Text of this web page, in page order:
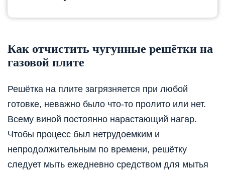
Как отчистить чугунные решётки на
газовой плите
Решётка на плите загрязняется при любой
готовке, неважно было что-то пролито или нет.
Всему виной постоянно нарастающий нагар.
Чтобы процесс был нетрудоемким и
непродолжительным по времени, решётку
следует мыть ежедневно средством для мытья